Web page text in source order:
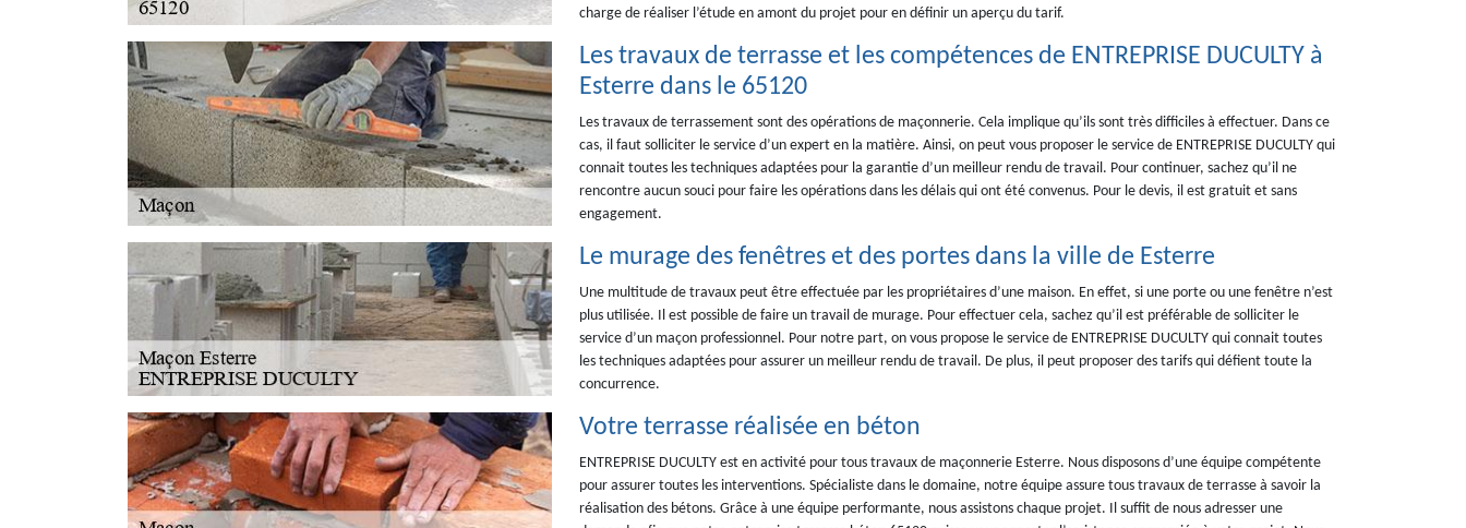
charge de réaliser l’étude en amont du projet pour en définir un aperçu du tarif.
Les travaux de terrasse et les compétences de ENTREPRISE DUCULTY à
Esterre dans le 65120
Les travaux de terrassement sont des opérations de maçonnerie. Cela implique qu’ils sont très difficiles à effectuer. Dans ce
cas, il faut solliciter le service d’un expert en la matière. Ainsi, on peut vous proposer le service de ENTREPRISE DUCULTY qui
connait toutes les techniques adaptées pour la garantie d’un meilleur rendu de travail. Pour continuer, sachez qu’il ne
rencontre aucun souci pour faire les opérations dans les délais qui ont été convenus. Pour le devis, il est gratuit et sans
engagement.
Le murage des fenêtres et des portes dans la ville de Esterre
Une multitude de travaux peut être effectuée par les propriétaires d’une maison. En effet, si une porte ou une fenêtre n’est
plus utilisée. Il est possible de faire un travail de murage. Pour effectuer cela, sachez qu’il est préférable de solliciter le
service d’un maçon professionnel. Pour notre part, on vous propose le service de ENTREPRISE DUCULTY qui connait toutes
les techniques adaptées pour assurer un meilleur rendu de travail. De plus, il peut proposer des tarifs qui défient toute la
concurrence.
Votre terrasse réalisée en béton
ENTREPRISE DUCULTY est en activité pour tous travaux de maçonnerie Esterre. Nous disposons d’une équipe compétente
pour assurer toutes les interventions. Spécialiste dans le domaine, notre équipe assure tous travaux de terrasse à savoir la
réalisation des bétons. Grâce à une équipe performante, nous assistons chaque projet. Il suffit de nous adresser une